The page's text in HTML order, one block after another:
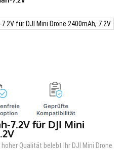
7.2V für DJI Mini
Qualität belebt Ihr DJI Mini Drone